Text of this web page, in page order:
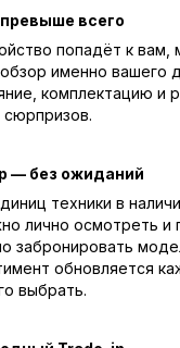
всего
попадёт к вам,
именно вашего
комплектацию
сюрпризов.
— без ожиданий
техники в
лично осмотреть и
забронировать
обновляется
выбрать.